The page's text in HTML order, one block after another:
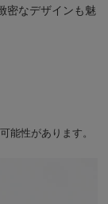
密なデザインも魅
能性があります。